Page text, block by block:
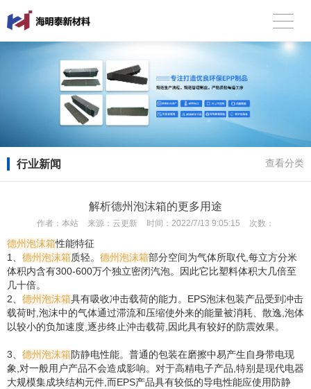
行业新闻 查看分类
解析德州泡沫箱的更多用途
作者： 本站 来源： 云更新 时间： 2022/7/13 9:05:15 次数：
德州泡沫箱性能特征
1、 德州泡沫箱质轻。 德州泡沫箱部分空间为气体所取代,每立方分米
体积内含有300-600万个独立密闭汽泡。因此它比塑料体积大几倍至
几十倍。
2、 德州泡沫箱具有吸收冲击载荷的能力。EPS泡沫包装产品受到冲击
载荷时,泡沫中的气体通过滞流和压缩使外来的能量被消耗、散逸,泡体
以较小的负加速度,逐步终止沖击载荷,因此具有较好的防震效果。
3、 德州泡沫箱防静电性能。普通的包装在磨擦中易产生自身带电现
象,对一般用户产品不会造成影响。对于高精电子产品,特别是现代电器
大规模集成块结构元件,而EPS产品具有较低的导电性能应使用防静